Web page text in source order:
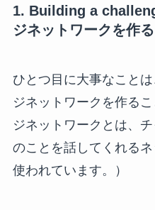
1. Building a
ジネットワークを作る
ひとつ目に大事なこと
ジネットワークを作る
ジネットワークとは、
のことを話してくれる
使われています。）